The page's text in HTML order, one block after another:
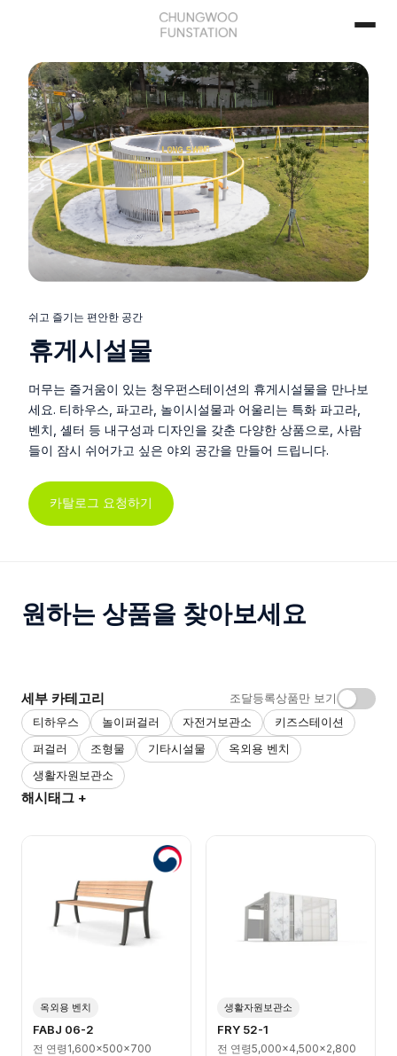
쉬고 즐기는 편안한 공간
휴게시설물
머무는 즐거움이 있는 청우펀스테이션의 휴게시설물을 만나보
세요. 티하우스, 파고라, 놀이시설물과 어울리는 특화 파고라,
벤치, 셸터 등 내구성과 디자인을 갖춘 다양한 상품으로, 사람
들이 잠시 쉬어가고 싶은 야외 공간을 만들어 드립니다.
카탈로그 요청하기
원하는 상품을 찾아보세요
세부 카테고리 조달등록상품만 보기
티하우스 놀이퍼걸러 자전거보관소
키즈스테이션
퍼걸러
조형물 기타시설물
옥외용 벤치
생활자원보관소
해시태그 +
옥외용 벤치
FABJ 06-2
전 연령 1,600x500x700
생활자원보관소
FRY 52-1
전 연령5,000x4,500x2,800